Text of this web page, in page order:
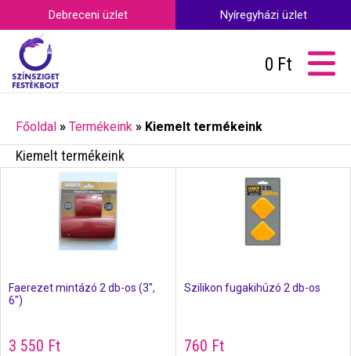
Debreceni üzlet Nyíregyházi üzlet
0 Ft
Főoldal » Termékeink » Kiemelt termékeink
Kiemelt termékeink
Faerezet mintázó 2 db-os (3″,
6″)
3 550 Ft
Szilikon fugakihúzó 2 db-os
760 Ft